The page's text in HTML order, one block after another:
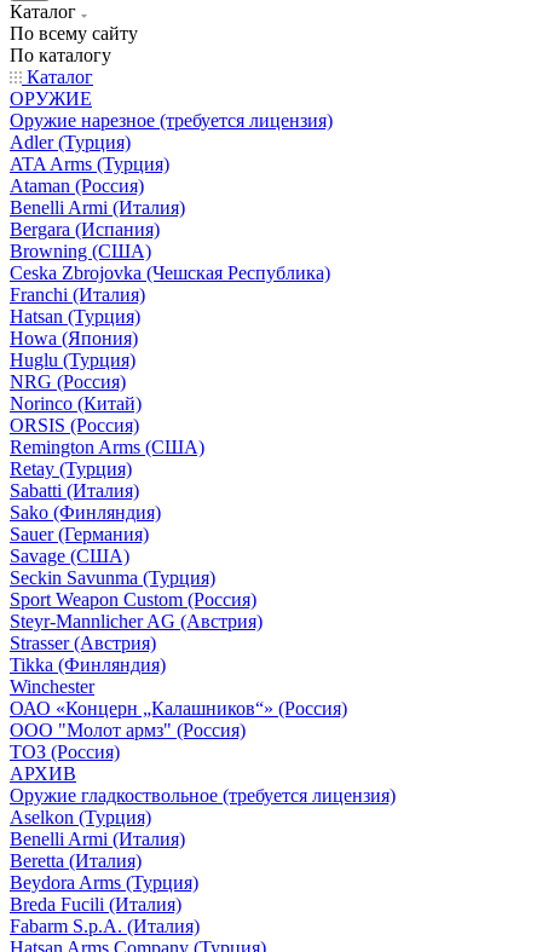
Каталог
По всему сайту
По каталогу
Каталог
ОРУЖИЕ
Оружие нарезное (требуется лицензия)
Adler (Турция)
ATA Arms (Турция)
Ataman (Россия)
Benelli Armi (Италия)
Bergara (Испания)
Browning (США)
Ceska Zbrojovka (Чешская Республика)
Franchi (Италия)
Hatsan (Турция)
Howa (Япония)
Huglu (Турция)
NRG (Россия)
Norinco (Китай)
ORSIS (Россия)
Remington Arms (США)
Retay (Турция)
Sabatti (Италия)
Sako (Финляндия)
Sauer (Германия)
Savage (США)
Seckin Savunma (Турция)
Sport Weapon Custom (Россия)
Steyr-Mannlicher AG (Австрия)
Strasser (Австрия)
Tikka (Финляндия)
Winchester
ОАО «Концерн „Калашников“» (Россия)
ООО "Молот армз" (Россия)
ТОЗ (Россия)
АРХИВ
Оружие гладкоствольное (требуется лицензия)
Aselkon (Турция)
Benelli Armi (Италия)
Beretta (Италия)
Beydora Arms (Турция)
Breda Fucili (Италия)
Fabarm S.p.A. (Италия)
Hatsan Arms Company (Турция)